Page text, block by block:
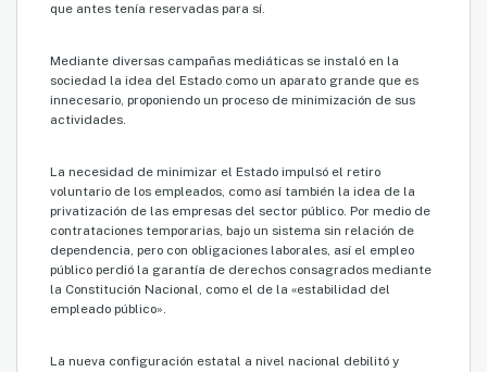
que antes tenía reservadas para sí.
Mediante diversas campañas mediáticas se instaló en la
sociedad la idea del Estado como un aparato grande que es
innecesario, proponiendo un proceso de minimización de sus
actividades.
La necesidad de minimizar el Estado impulsó el retiro
voluntario de los empleados, como así también la idea de la
privatización de las empresas del sector público. Por medio de
contrataciones temporarias, bajo un sistema sin relación de
dependencia, pero con obligaciones laborales, así el empleo
público perdió la garantía de derechos consagrados mediante
la Constitución Nacional, como el de la «estabilidad del
empleado público».
La nueva configuración estatal a nivel nacional debilitó y